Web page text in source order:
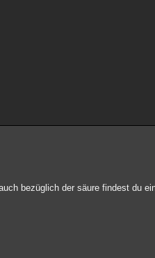
bezüglich der säure findest du